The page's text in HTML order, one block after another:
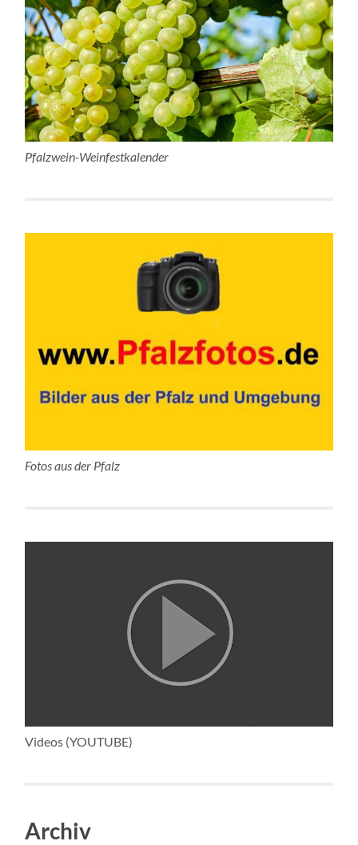
Pfalzwein-Weinfestkalender
Fotos aus der Pfalz
Videos (YOUTUBE)
Archiv